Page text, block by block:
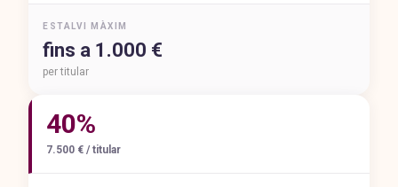
ESTALVI MÀXIM
fins a 1.000 €
per titular
40%
7.500 € / titular